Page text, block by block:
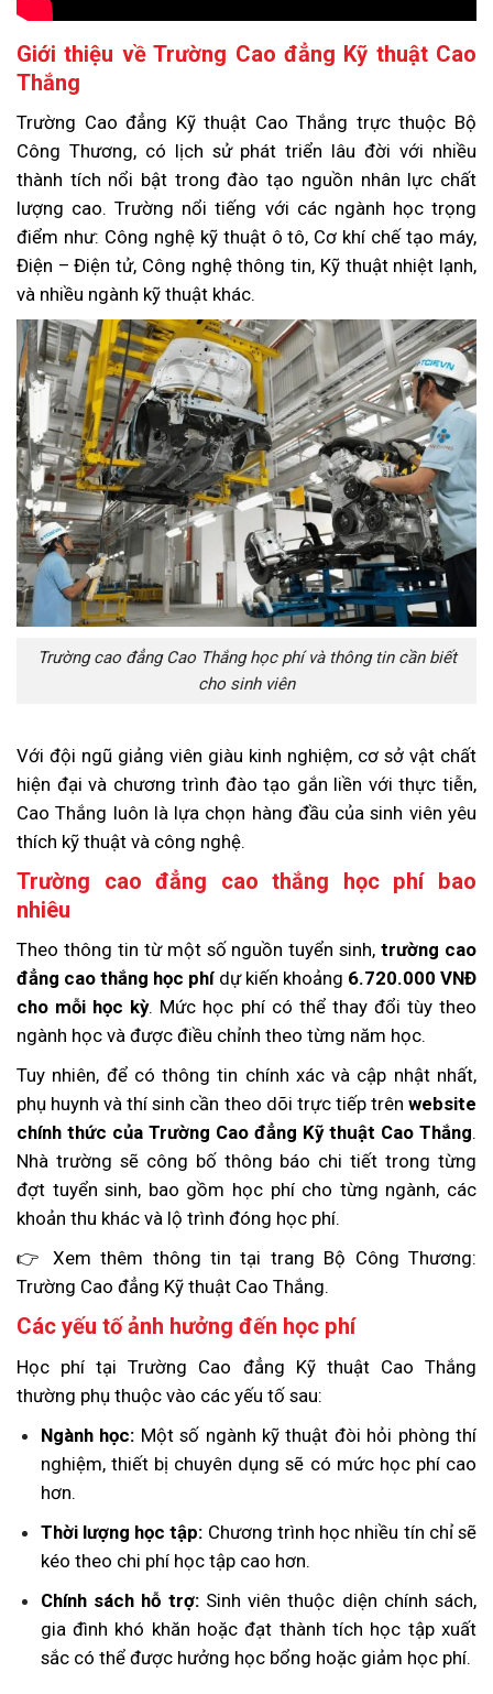
Giới thiệu về Trường Cao đẳng Kỹ thuật Cao
Thắng
Trường Cao đẳng Kỹ thuật Cao Thắng trực thuộc Bộ
Công Thương, có lịch sử phát triển lâu đời với nhiều
thành tích nổi bật trong đào tạo nguồn nhân lực chất
lượng cao. Trường nổi tiếng với các ngành học trọng
điểm như: Công nghệ kỹ thuật ô tô, Cơ khí chế tạo máy,
Điện – Điện tử, Công nghệ thông tin, Kỹ thuật nhiệt lạnh,
và nhiều ngành kỹ thuật khác.
Trường cao đẳng Cao Thắng học phí và thông tin cần biết
cho sinh viên
Với đội ngũ giảng viên giàu kinh nghiệm, cơ sở vật chất
hiện đại và chương trình đào tạo gắn liền với thực tiễn,
Cao Thắng luôn là lựa chọn hàng đầu của sinh viên yêu
thích kỹ thuật và công nghệ.
Trường cao đẳng cao thắng học phí bao
nhiêu
Theo thông tin từ một số nguồn tuyển sinh,trường cao
đẳng cao thắng học phídự kiến khoảng 6.720.000 VNĐ
cho mỗi học kỳ. Mức học phí có thể thay đổi tùy theo
ngành học và được điều chỉnh theo từng năm học.
Tuy nhiên, để có thông tin chính xác và cập nhật nhất,
phụ huynh và thí sinh cần theo dõi trực tiếp trên website
chính thức của Trường Cao đẳng Kỹ thuật Cao Thắng.
Nhà trường sẽ công bố thông báo chi tiết trong từng
đợt tuyển sinh, bao gồm học phí cho từng ngành, các
khoản thu khác và lộ trình đóng học phí.
👉 Xem thêm thông tin tại trang Bộ Công Thương:
Trường Cao đẳng Kỹ thuật Cao Thắng.
Các yếu tố ảnh hưởng đến học phí
Học phí tại Trường Cao đẳng Kỹ thuật Cao Thắng
thường phụ thuộc vào các yếu tố sau:
Ngành học: Một số ngành kỹ thuật đòi hỏi phòng thí
nghiệm, thiết bị chuyên dụng sẽ có mức học phí cao
hơn.
Thời lượng học tập: Chương trình học nhiều tín chỉ sẽ
kéo theo chi phí học tập cao hơn.
Chính sách hỗ trợ:Sinh viên thuộc diện chính sách,
gia đình khó khăn hoặc đạt thành tích học tập xuất
sắc có thể được hưởng học bổng hoặc giảm học phí.